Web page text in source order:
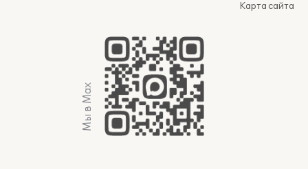
Карта сайта
Мы в Max